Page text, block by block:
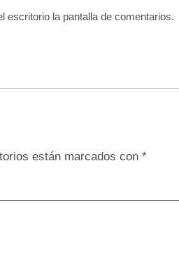
escritorio la pantalla de comentarios.
están marcados con *